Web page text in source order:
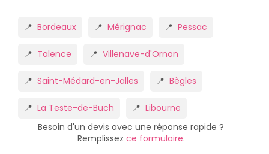
Bordeaux Mérignac Pessac
Talence Villenave-d'Ornon
Saint-Médard-en-Jalles Bègles
La Teste-de-Buch
Libourne
Besoin d'un devis avec une réponse rapide ?
Remplissez ce formulaire.